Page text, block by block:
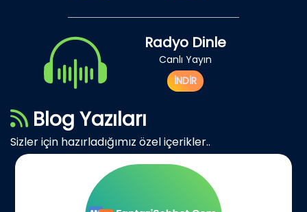
Radyo Dinle
Canlı Yayın
İNDİR
Blog Yazıları
Sizler için hazırladığımız özel içerikler..